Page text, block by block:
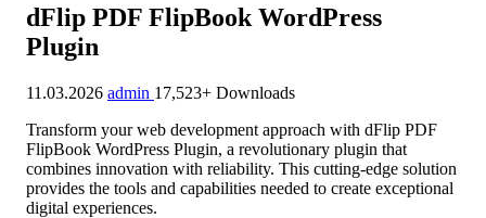
dFlip PDF FlipBook WordPress
Plugin
11.03.2026 admin 17,523+ Downloads
Transform your web development approach with dFlip PDF
FlipBook WordPress Plugin, a revolutionary plugin that
combines innovation with reliability. This cutting-edge solution
provides the tools and capabilities needed to create exceptional
digital experiences.